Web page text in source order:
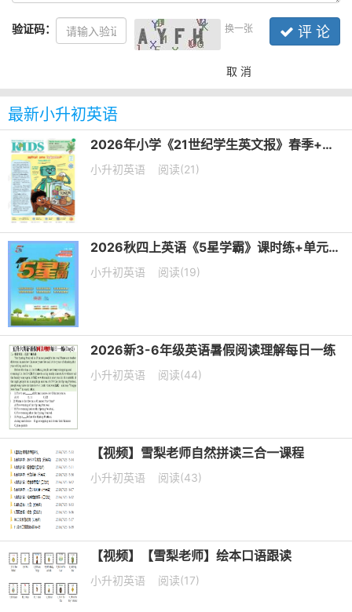
验证码： 换一张 评 论
取 消
最新小升初英语
2026年小学《21世纪学生英文报》春季+暑假合刊PDF电子版下载
小升初英语 阅读(21)
2026秋四上英语《5星学霸》课时练+单元提优卷 译林版
小升初英语 阅读(19)
2026新3-6年级英语暑假阅读理解每日一练
小升初英语 阅读(44)
【视频】雪梨老师自然拼读三合一课程
小升初英语 阅读(43)
【视频】【雪梨老师】绘本口语跟读
小升初英语 阅读(17)